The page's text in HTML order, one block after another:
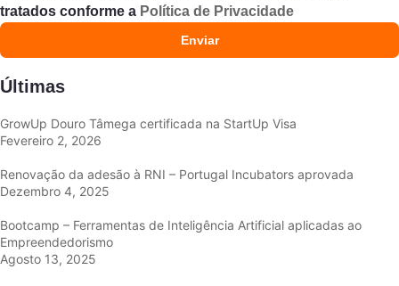
tratados conforme a Política de Privacidade
Enviar
Últimas
GrowUp Douro Tâmega certificada na StartUp Visa
Fevereiro 2, 2026
Renovação da adesão à RNI – Portugal Incubators aprovada
Dezembro 4, 2025
Bootcamp – Ferramentas de Inteligência Artificial aplicadas ao
Empreendedorismo
Agosto 13, 2025